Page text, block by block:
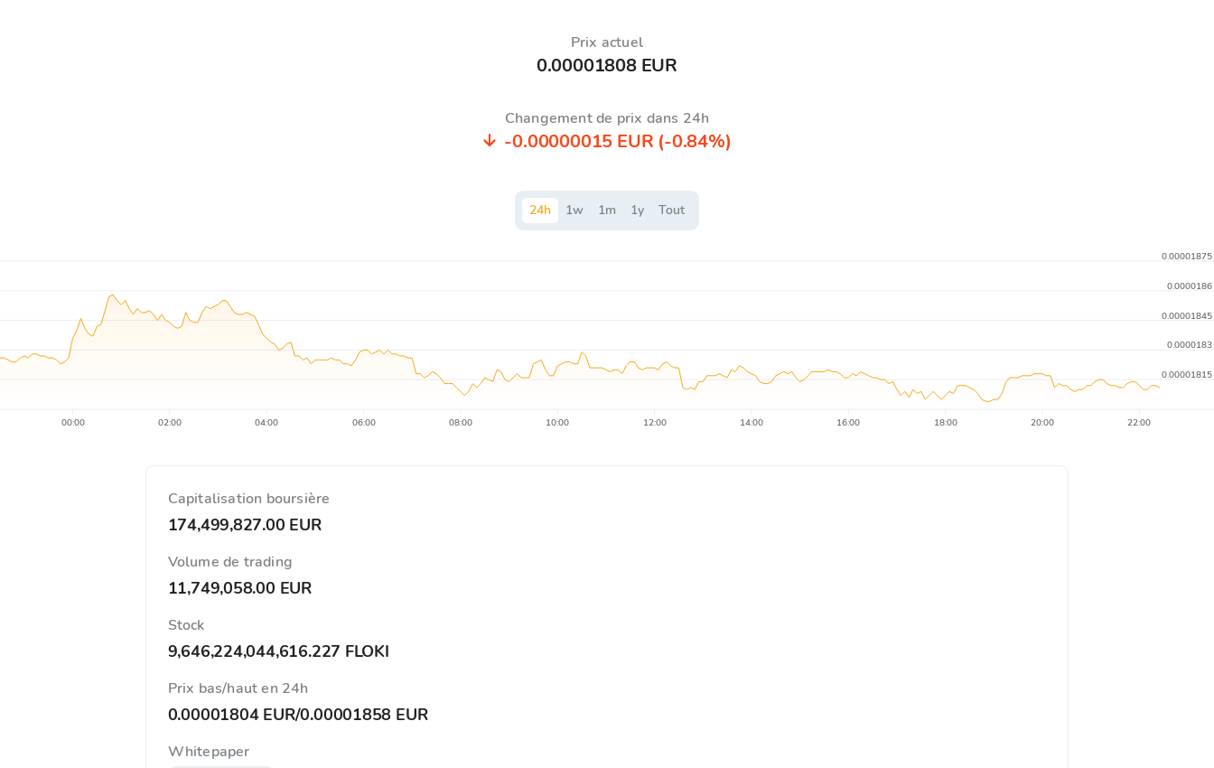
Prix ​​actuel
0.00001808 EUR
Changement de prix dans 24h
-0.00000015 EUR (-0.84%)
24h 1w 1m 1y Tout
00:00 02:00 04:00 06:00 08:00 10:00 12:00 14:00 16:00 18:00 20:00 22:00
0.00001815
0.0000183
0.00001845
0.0000186
0.00001875
Capitalisation boursière
174,499,827.00 EUR
Volume de trading
11,749,058.00 EUR
Stock
9,646,224,044,616.227 FLOKI
Prix ​​bas/haut en 24h
0.00001804 EUR/0.00001858 EUR
Whitepaper